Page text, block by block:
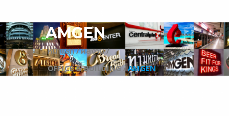
AMGEN
หน้าแรก /ผลงาน /
OFFICE & BUILDING /AMGEN